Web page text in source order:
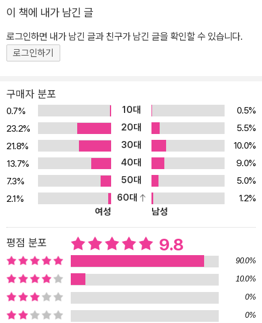
이 책에 내가 남긴 글
로그인하면 내가 남긴 글과 친구가 남긴 글을 확인할 수 있습니다.
로그인하기
구매자 분포
0.7% 10대
0.5%
23.2%
20대
5.5%
21.8%
30대
10.0%
13.7%
40대
9.0%
7.3%
50대
5.0%
2.1%
60대
1.2%
여성
남성
평점 분포 9.8
90.0%
10.0%
0%
0%